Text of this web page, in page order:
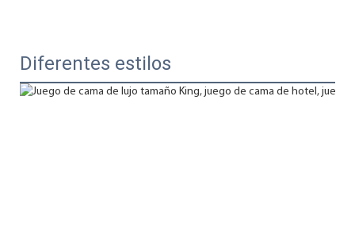
Diferentes estilos